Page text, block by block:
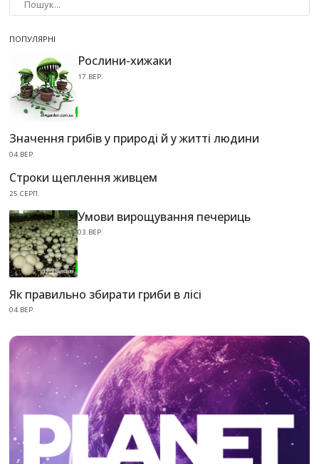
ПОПУЛЯРНІ
Рослини-хижаки
17.ВЕР.
Значення грибів у природі й у житті людини
04.ВЕР.
Строки щеплення живцем
25.СЕРП.
Умови вирощування печериць
03.ВЕР.
Як правильно збирати гриби в лісі
04.ВЕР.